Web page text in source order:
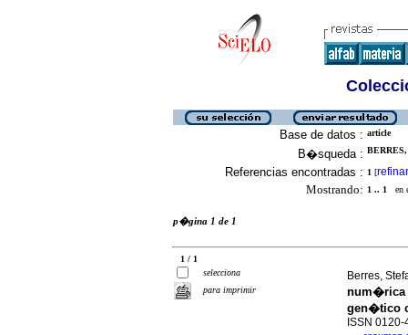
Base de datos : article
B�squeda :
Referencias encontradas : 1 [refinar
Mostrando: 1 .. 1 en
p�gina 1 de 1
1 / 1
selecciona
para imprimir
Berres,
num�rica
gen�tico
ISSN 0120-